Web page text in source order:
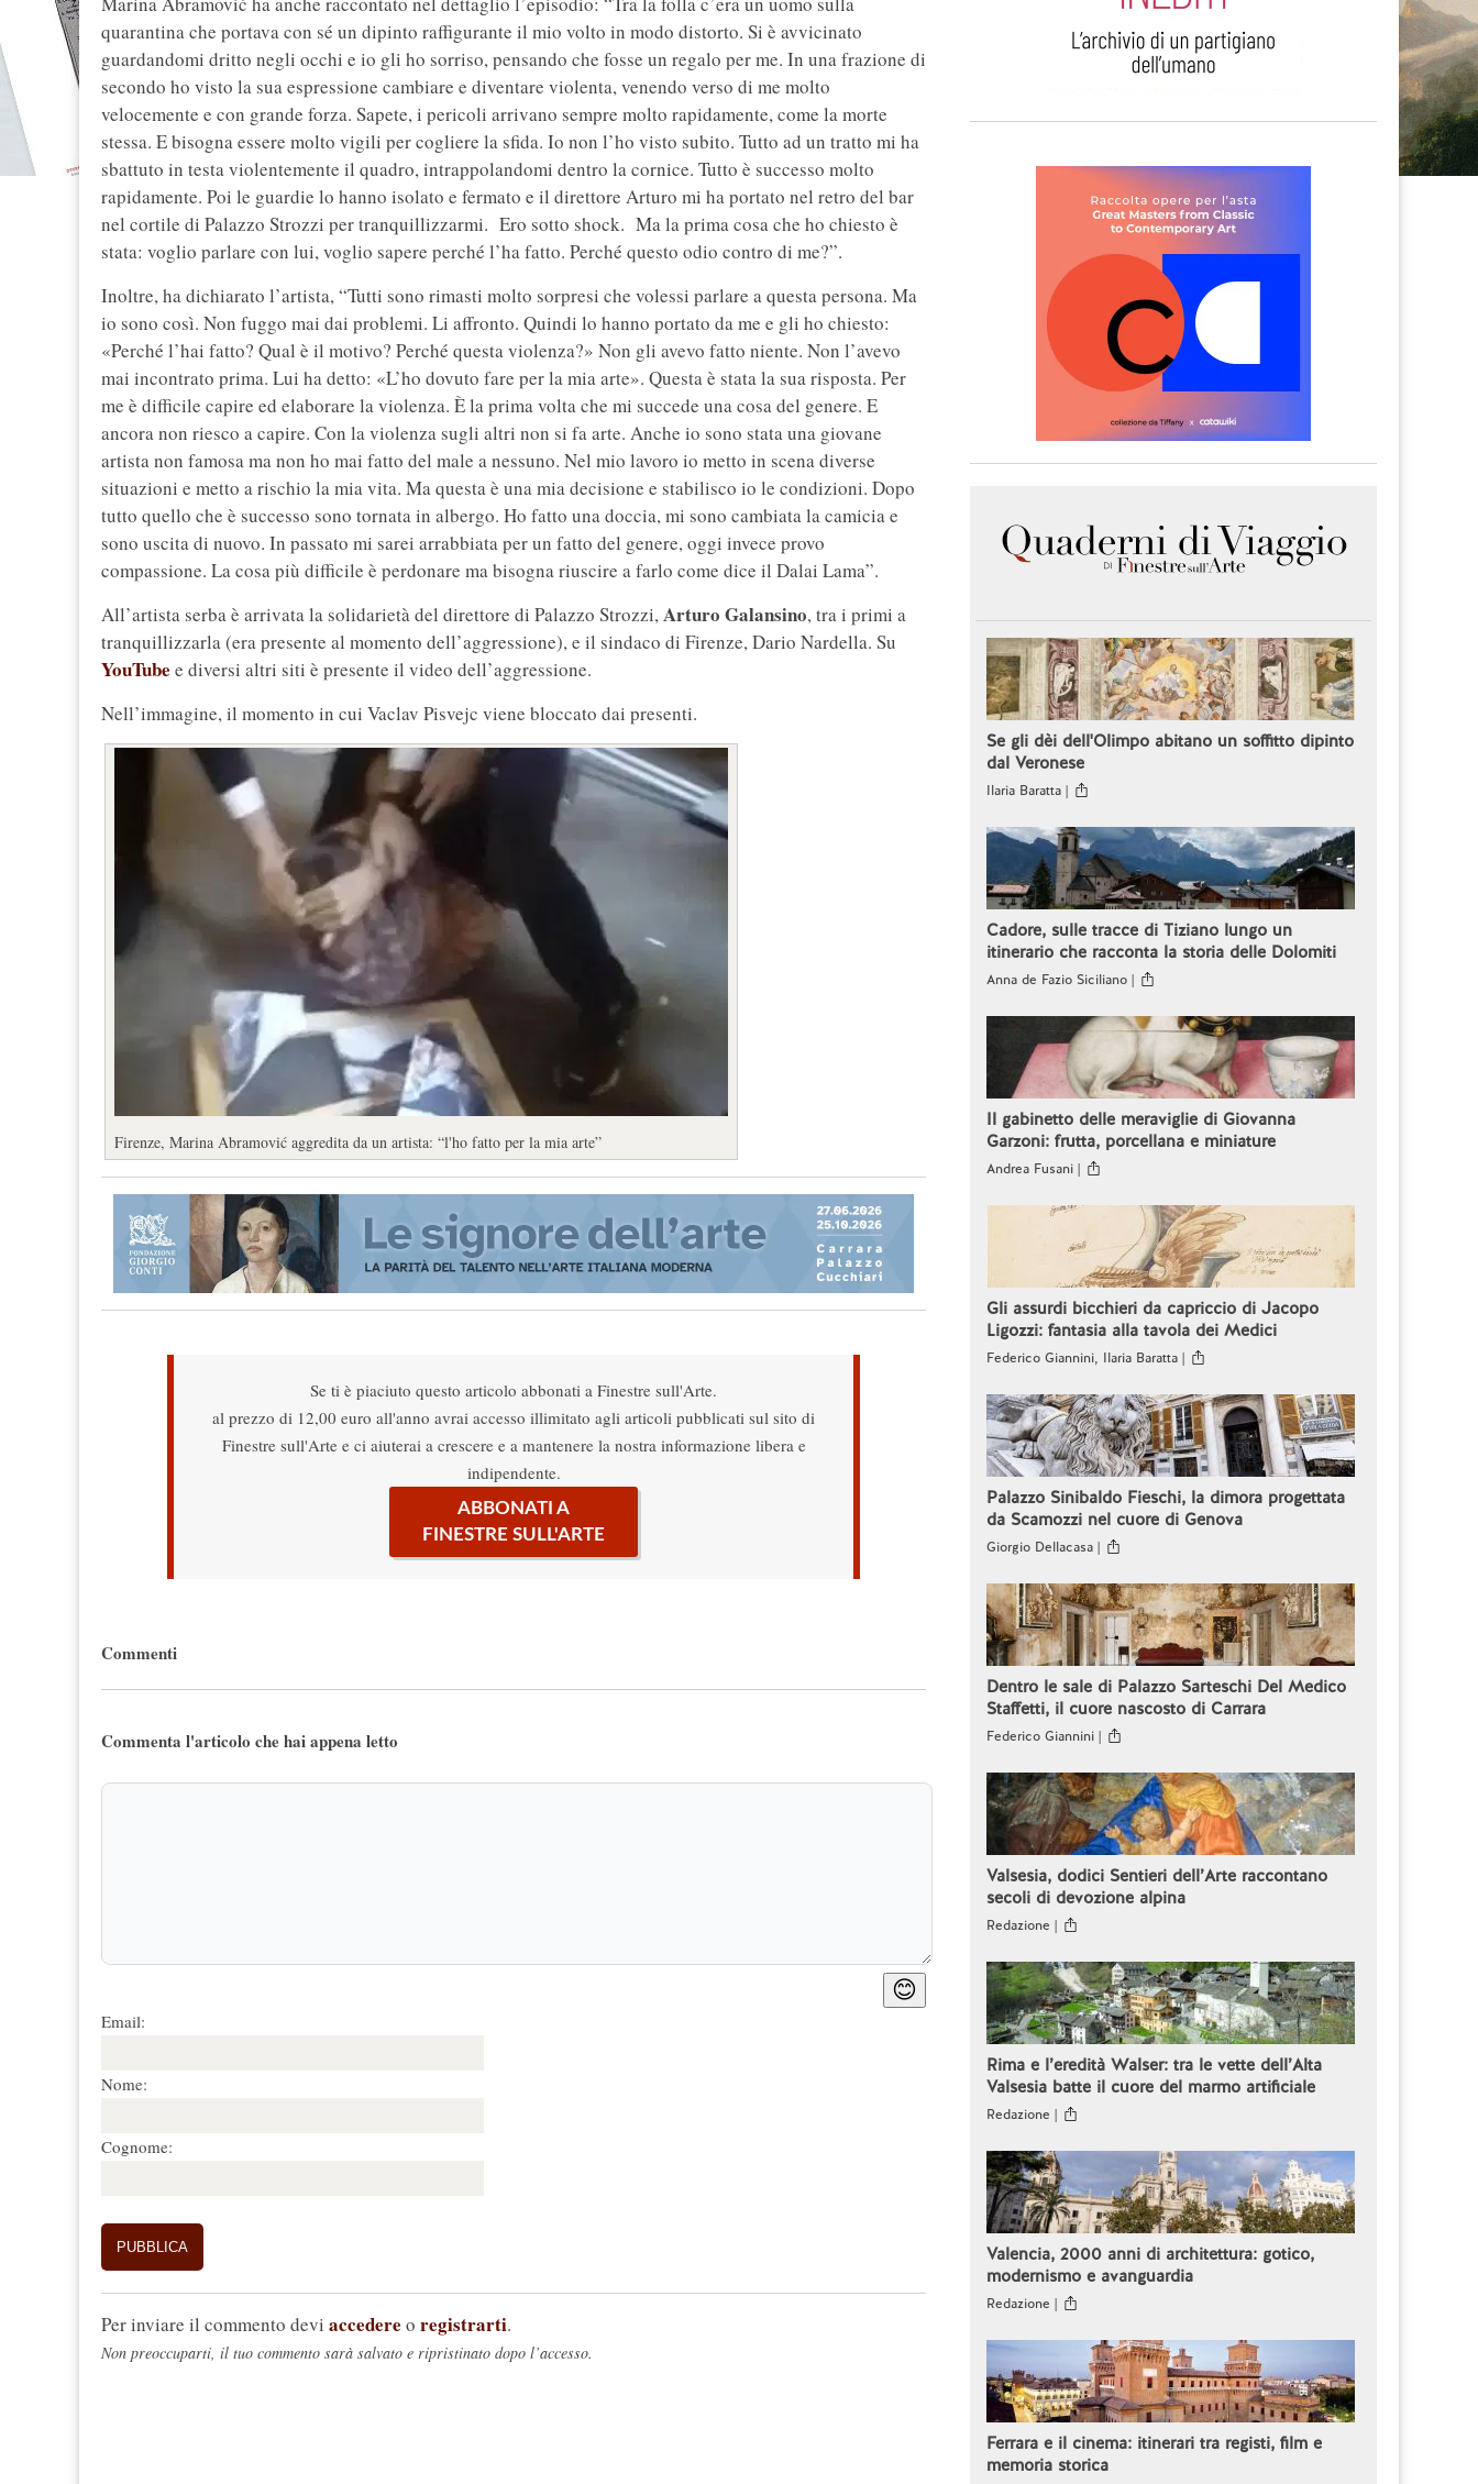
quarantina che portava con sé un dipinto raffigurante il mio volto in modo distorto. Si è avvicinato
guardandomi dritto negli occhi e io gli ho sorriso, pensando che fosse un regalo per me. In una frazione di
secondo ho visto la sua espressione cambiare e diventare violenta, venendo verso di me molto
velocemente e con grande forza. Sapete, i pericoli arrivano sempre molto rapidamente, come la morte
stessa. E bisogna essere molto vigili per cogliere la sfida. Io non l’ho visto subito. Tutto ad un tratto mi ha
sbattuto in testa violentemente il quadro, intrappolandomi dentro la cornice. Tutto è successo molto
rapidamente. Poi le guardie lo hanno isolato e fermato e il direttore Arturo mi ha portato nel retro del bar
nel cortile di Palazzo Strozzi per tranquillizzarmi. Ero sotto shock. Ma la prima cosa che ho chiesto è
stata: voglio parlare con lui, voglio sapere perché l’ha fatto. Perché questo odio contro di me?”.
Inoltre, ha dichiarato l’artista, “Tutti sono rimasti molto sorpresi che volessi parlare a questa persona. Ma
io sono così. Non fuggo mai dai problemi. Li affronto. Quindi lo hanno portato da me e gli ho chiesto:
«Perché l’hai fatto? Qual è il motivo? Perché questa violenza?» Non gli avevo fatto niente. Non l’avevo
mai incontrato prima. Lui ha detto: «L’ho dovuto fare per la mia arte». Questa è stata la sua risposta. Per
me è difficile capire ed elaborare la violenza. È la prima volta che mi succede una cosa del genere. E
ancora non riesco a capire. Con la violenza sugli altri non si fa arte. Anche io sono stata una giovane
artista non famosa ma non ho mai fatto del male a nessuno. Nel mio lavoro io metto in scena diverse
situazioni e metto a rischio la mia vita. Ma questa è una mia decisione e stabilisco io le condizioni. Dopo
tutto quello che è successo sono tornata in albergo. Ho fatto una doccia, mi sono cambiata la camicia e
sono uscita di nuovo. In passato mi sarei arrabbiata per un fatto del genere, oggi invece provo
compassione. La cosa più difficile è perdonare ma bisogna riuscire a farlo come dice il Dalai Lama”.
All’artista serba è arrivata la solidarietà del direttore di Palazzo Strozzi,Arturo Galansino, tra i primi a
tranquillizzarla (era presente al momento dell’aggressione), e il sindaco di Firenze, Dario Nardella. Su
YouTube e diversi altri siti è presente il video dell’aggressione.
Nell’immagine, il momento in cui Vaclav Pisvejc viene bloccato dai presenti.
Firenze, Marina Abramović aggredita da un artista: “l'ho fatto per la mia arte”
Se ti è piaciuto questo articolo abbonati a Finestre sull'Arte.
al prezzo di 12,00 euro all'anno avrai accesso illimitato agli articoli pubblicati sul sito di
Finestre sull'Arte e ci aiuterai a crescere e a mantenere la nostra informazione libera e
indipendente.
ABBONATI A
FINESTRE SULL'ARTE
Commenti
Commenta l'articolo che hai appena letto
😊
Email:
Nome:
Cognome:
Per inviare il commento devi accedere o registrarti.
Non preoccuparti, il tuo commento sarà salvato e ripristinato dopo l’accesso.
Se gli dèi dell'Olimpo abitano un soffitto dipinto
dal Veronese
Ilaria Baratta |
Cadore, sulle tracce di Tiziano lungo un
itinerario che racconta la storia delle Dolomiti
Anna de Fazio Siciliano |
Il gabinetto delle meraviglie di Giovanna
Garzoni: frutta, porcellana e miniature
Andrea Fusani |
Gli assurdi bicchieri da capriccio di Jacopo
Ligozzi: fantasia alla tavola dei Medici
Federico Giannini, Ilaria Baratta |
Palazzo Sinibaldo Fieschi, la dimora progettata
da Scamozzi nel cuore di Genova
Giorgio Dellacasa |
Dentro le sale di Palazzo Sarteschi Del Medico
Staffetti, il cuore nascosto di Carrara
Federico Giannini |
Valsesia, dodici Sentieri dell’Arte raccontano
secoli di devozione alpina
Redazione |
Rima e l’eredità Walser: tra le vette dell’Alta
Valsesia batte il cuore del marmo artificiale
Redazione |
Valencia, 2000 anni di architettura: gotico,
modernismo e avanguardia
Redazione |
Ferrara e il cinema: itinerari tra registi, film e
memoria storica